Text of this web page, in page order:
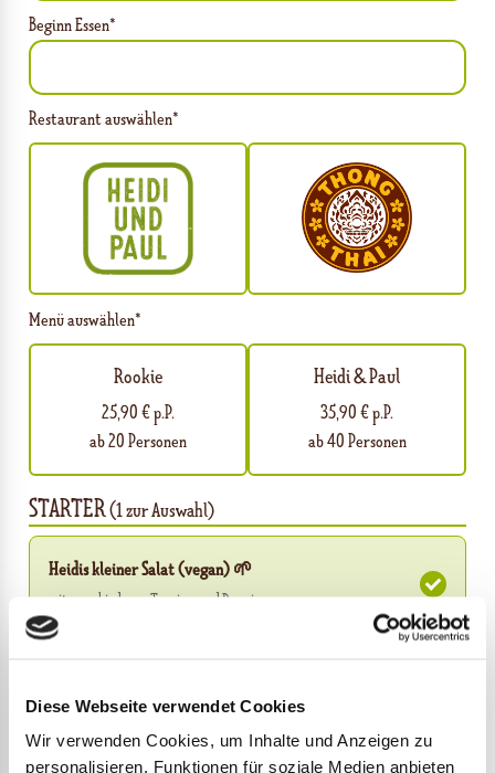
Diese Webseite verwendet Cookies
Wir verwenden Cookies, um Inhalte und Anzeigen zu
personalisieren, Funktionen für soziale Medien anbieten
Beginn Essen*
Restaurant auswählen*
Menü auswählen*
Rookie
25,90 € p.P.
ab 20 Personen
Heidi & Paul
35,90 € p.P.
ab 40 Personen
STARTER(1 zur Auswahl)
Heidis kleiner Salat (vegan)🌱
mit verschiedenen Toppings und Dressings
Bio-Rindfleisch-Patty | Knackiger Salat | Gurke | Rote Zwiebeln |